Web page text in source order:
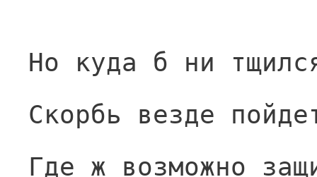
Но куда б ни
Скорбь везде
Где ж возможно